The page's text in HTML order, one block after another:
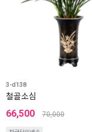
3-d138
철골소심
66,500 70,000